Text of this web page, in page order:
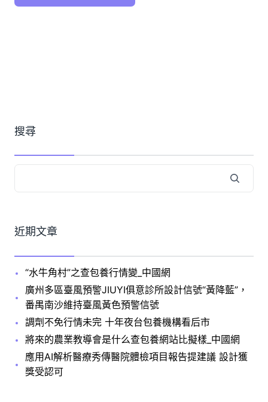
搜尋
近期文章
“水牛角村”之查包養行情變_中國網
廣州多區臺風預警JIUYI俱意診所設計信號“黃降藍”，
番禺南沙維持臺風黃色預警信號
調劑不免行情未完 十年夜台包養機構看后市
將來的農業教導會是什么查包養網站比擬樣_中國網
應用AI解析醫療秀傳醫院體檢項目報告提建議 設計獲
獎受認可